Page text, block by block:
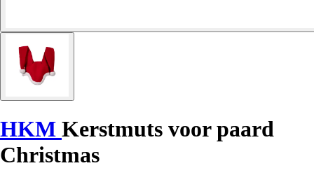
HKM Kerstmuts voor paard
Christmas